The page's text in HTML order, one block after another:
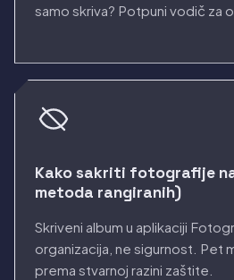
samo skriva? Potpuni vodič za
Kako sakriti fotografije
metoda rangiranih)
Skriveni album u aplikaciji
organizacija, ne sigurnost. Pet
prema stvarnoj razini zaštite.